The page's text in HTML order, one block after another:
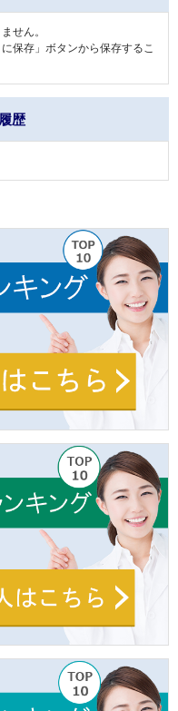
せん。
保存」ボタンから保存するこ
歴